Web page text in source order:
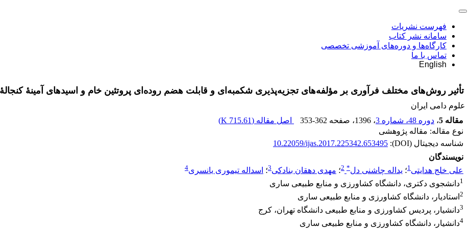
فهرست نشریات
سامانه نشر کتاب
کارگاه‌ها و دوره‌های آموزشی تخصصی
تماس با ما
English
تأثیر روش‌های مختلف فرآوری بر مؤلفه‌های تجزیه‌پذیری شکمبه‌ای و قابلت هضم روده‌ای پروتئین خام و اسیدهای آمینۀ
علوم دامی ایران
مقاله 5
، دوره 48، شماره 3 ، 1396 ، صفحه 353-362 اصل مقاله (715.61 K
)
نوع مقاله: مقاله پژوهشی
شناسه دیجیتال (DOI):
10.22059/ijas.2017.225342.653495
نویسندگان
علی خلج هدایتی1؛ یداله چاشنی دل*
2؛ مهدی دهقان بنادکی3؛ اسداله تیموری یانسری4
1دانشجوی دکتری، دانشگاه کشاورزی و منابع طبیعی ساری
2 استادیار، دانشگاه کشاورزی و منابع طبیعی ساری
3دانشیار، پردیس کشاورزی و منابع طبیعی دانشگاه تهران، کرج
4دانشیار، دانشگاه کشاورزی و منابع طبیعی ساری